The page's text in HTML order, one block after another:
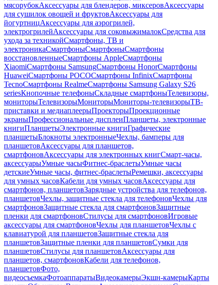
мясорубокАксессуары для блендеров, миксеровАксессуары
для сушилок овощей и фруктовАксессуары для
йогуртницАксессуары для аэрогрилей,
электрогрилейАксессуары для соковыжималокСредства для
ухода за техникойСмартфоны, ТВ и
электроникаСмартфоныСмартфоныСмартфоны
восстановленныеСмартфоны AppleСмартфоны
XiaomiСмартфоны SamsungСмартфоны HonorСмартфоны
HuaweiСмартфоны POCOСмартфоны InfinixСмартфоны
TecnoСмартфоны RealmeСмартфоны Samsung Galaxy S26
seriesКнопочные телефоныСкладные смартфоныТелевизоры,
мониторыТелевизорыМониторыМониторы-телевизорыТВ-
приставки и медиаплеерыПроекторыПроекционные
экраныПрофессиональные дисплеиПланшеты, электронные
книгиПланшетыЭлектронные книгиГрафические
планшетыБлокноты электронныеЧехлы, бамперы для
планшетовАксессуары для планшетов,
смартфоновАксессуары для электронных книгСмарт-часы,
аксессуарыУмные часыФитнес-браслетыУмные часы
детскиеУмные часы, фитнес-браслетыРемешки, аксессуары
для умных часовКабели для умных часовАксессуары для
смартфонов, планшетовЗарядные устройства для телефонов,
планшетовЧехлы, защитные стекла для телефоновЧехлы для
смартфоновЗащитные стекла для смартфоновЗащитные
пленки для смартфоновСтилусы для смартфоновИгровые
аксессуары для смартфоновЧехлы для планшетовЧехлы с
клавиатурой для планшетовЗащитные стекла для
планшетовЗащитные пленки для планшетовСумки для
планшетовСтилусы для планшетовАксессуары для
планшетов, смартфоновКабели для телефонов,
планшетовФото,
видеосъемкаФотоаппаратыВидеокамерыЭкшн-камерыКарты